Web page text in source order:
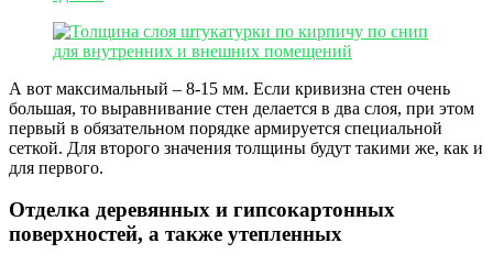
А вот максимальный – 8-15 мм. Если кривизна стен очень
большая, то выравнивание стен делается в два слоя, при этом
первый в обязательном порядке армируется специальной
сеткой. Для второго значения толщины будут такими же, как и
для первого.
Отделка деревянных и гипсокартонных
поверхностей, а также утепленных